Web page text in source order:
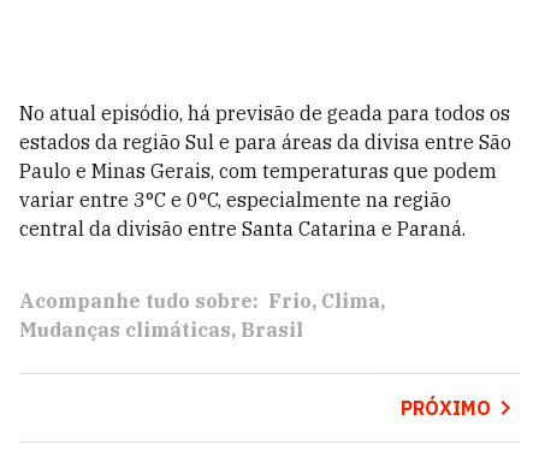
No atual episódio, há previsão de geada para todos os
estados da região Sul e para áreas da divisa entre São
Paulo e Minas Gerais, com temperaturas que podem
variar entre 3°C e 0°C, especialmente na região
central da divisão entre Santa Catarina e Paraná.
Acompanhe tudo sobre: Frio Clima
Mudanças climáticas Brasil
PRÓXIMO